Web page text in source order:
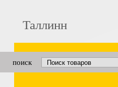
Таллинн
поиск